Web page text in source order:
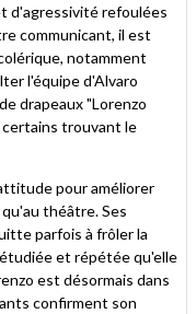
d'agressivité refoulées
communicant, il est
notamment
l'équipe d'Alvaro
drapeaux "Lorenzo
certains trouvant le
pour améliorer
théâtre. Ses
parfois à frôler la
et répétée qu'elle
est désormais dans
confirment son